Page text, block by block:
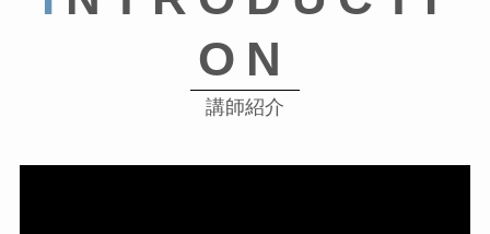
ON
講師紹介